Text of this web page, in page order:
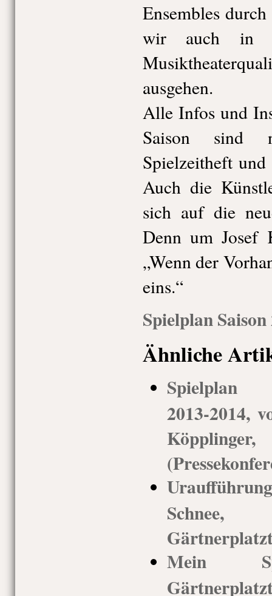
Ensembles
wir auch in
ausgehen.
Alle Infos und
Saison sind
Spielzeitheft und
Auch die
sich auf die
Denn um Josef
„Wenn der
eins.“
Spielplan
Ähnliche
Spielplan
2013-2014,
Mein